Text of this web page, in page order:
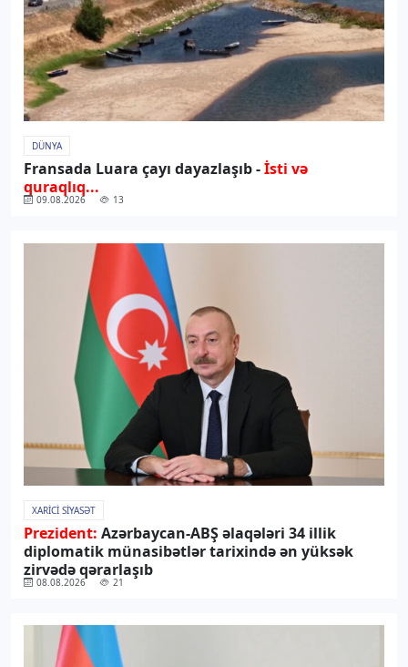
DÜNYA
Fransada Luara çayı dayazlaşıb -İsti və
quraqlıq...
09.08.2026 13
XARICI SIYASƏT
Prezident: Azərbaycan-ABŞ əlaqələri 34 illik
diplomatik münasibətlər tarixində ən yüksək
zirvədə qərarlaşıb
08.08.2026 21